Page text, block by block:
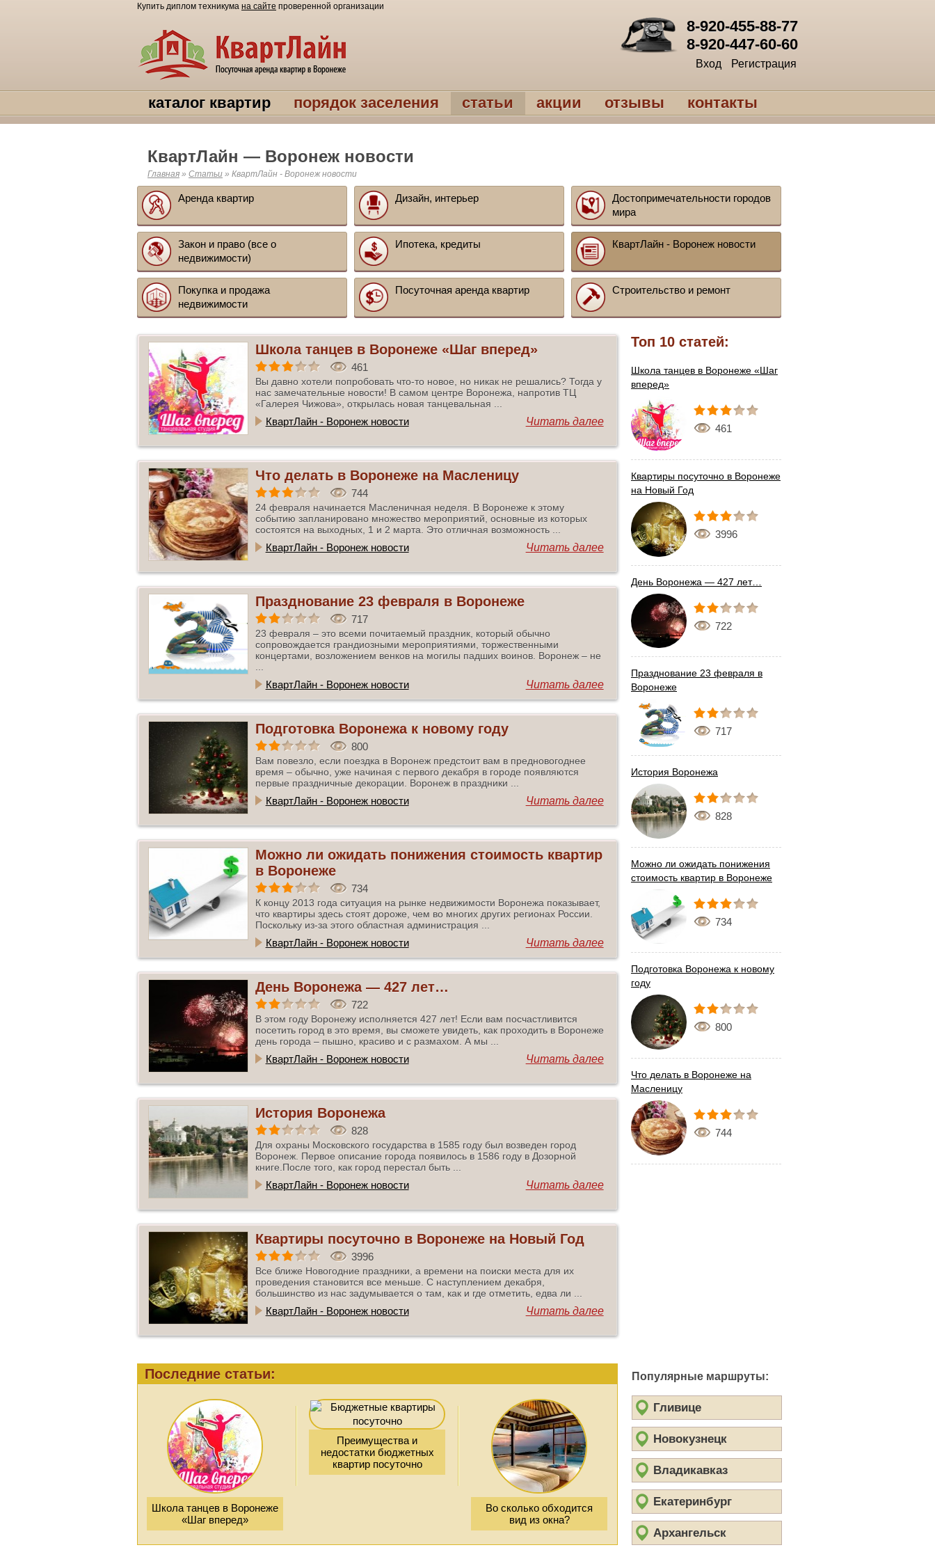
Купить диплом техникума на сайте проверенной организации
8-920-455-88-77
8-920-447-60-60
Вход Регистрация
каталог квартир порядок заселения статьи акции отзывы контакты
КвартЛайн — Воронеж новости
Главная » Статьи » КвартЛайн - Воронеж новости
Аренда квартир Дизайн, интерьер
Достопримечательности городов
мира
Закон и право (все о
недвижимости)
Ипотека, кредиты КвартЛайн - Воронеж новости
Покупка и продажа
недвижимости
Посуточная аренда квартир Строительство и ремонт
Школа танцев в Воронеже «Шаг вперед»
461
Вы давно хотели попробовать что-то новое, но никак не решались? Тогда у
нас замечательные новости! В самом центре Воронежа, напротив ТЦ
«Галерея Чижова», открылась новая танцевальная ...
КвартЛайн - Воронеж новости Читать далее
Что делать в Воронеже на Масленицу
744
24 февраля начинается Масленичная неделя. В Воронеже к этому
событию запланировано множество мероприятий, основные из которых
состоятся на выходных, 1 и 2 марта. Это отличная возможность ...
КвартЛайн - Воронеж новости Читать далее
Празднование 23 февраля в Воронеже
717
23 февраля – это всеми почитаемый праздник, который обычно
сопровождается грандиозными мероприятиями, торжественными
концертами, возложением венков на могилы падших воинов. Воронеж – не
КвартЛайн - Воронеж новости Читать далее
Подготовка Воронежа к новому году
800
Вам повезло, если поездка в Воронеж предстоит вам в предновогоднее
время – обычно, уже начиная с первого декабря в городе появляются
первые праздничные декорации. Воронеж в праздники ...
КвартЛайн - Воронеж новости Читать далее
Можно ли ожидать понижения стоимость квартир
в Воронеже
734
К концу 2013 года ситуация на рынке недвижимости Воронежа показывает,
что квартиры здесь стоят дороже, чем во многих других регионах России.
Поскольку из-за этого областная администрация ...
КвартЛайн - Воронеж новости Читать далее
День Воронежа — 427 лет…
722
В этом году Воронежу исполняется 427 лет! Если вам посчастливится
посетить город в это время, вы сможете увидеть, как проходить в Воронеже
день города – пышно, красиво и с размахом. А мы ...
КвартЛайн - Воронеж новости Читать далее
История Воронежа
828
Для охраны Московского государства в 1585 году был возведен город
Воронеж. Первое описание города появилось в 1586 году в Дозорной
книге.После того, как город перестал быть ...
КвартЛайн - Воронеж новости Читать далее
Квартиры посуточно в Воронеже на Новый Год
3996
Все ближе Новогодние праздники, а времени на поиски места для их
проведения становится все меньше. С наступлением декабря,
большинство из нас задумывается о там, как и где отметить, едва ли ...
КвартЛайн - Воронеж новости Читать далее
Топ 10 статей:
Школа танцев в Воронеже «Шаг
вперед»
461
Квартиры посуточно в Воронеже
на Новый Год
3996
День Воронежа — 427 лет…
722
Празднование 23 февраля в
Воронеже
717
История Воронежа
828
Можно ли ожидать понижения
стоимость квартир в Воронеже
734
Подготовка Воронежа к новому
году
800
Что делать в Воронеже на
Масленицу
744
Последние статьи:
Школа танцев в Воронеже
«Шаг вперед»
Преимущества и
недостатки бюджетных
квартир посуточно
Во сколько обходится
вид из окна?
Популярные маршруты:
Гливице
Новокузнецк
Владикавказ
Екатеринбург
Архангельск